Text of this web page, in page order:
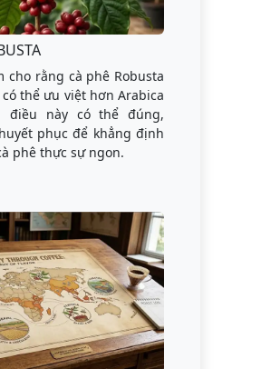
cho rằng cà phê Robusta
thể ưu việt hơn Arabica
điều này có thể đúng,
phục để khẳng định
phê thực sự ngon.